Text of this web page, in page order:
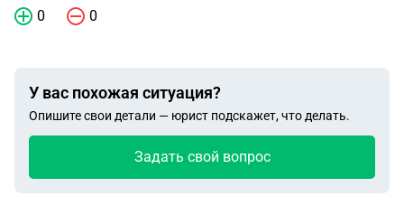
0 0
У вас похожая ситуация?
Опишите свои детали — юрист подскажет, что делать.
Задать свой вопрос